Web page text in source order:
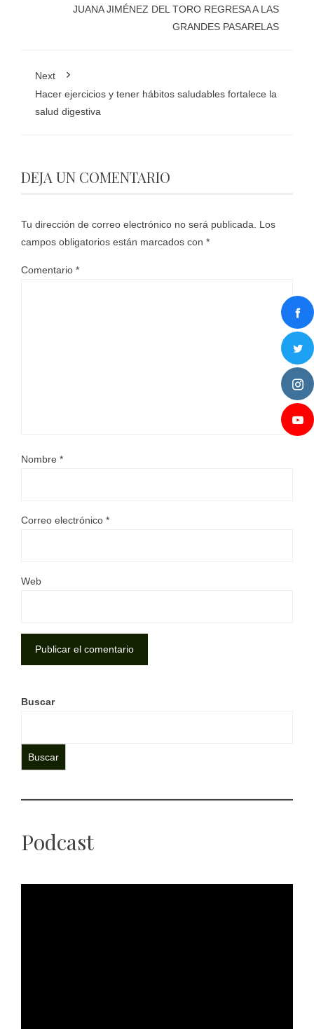
JUANA JIMÉNEZ DEL TORO REGRESA A LAS
GRANDES PASARELAS
Next
Hacer ejercicios y tener hábitos saludables fortalece la
salud digestiva
DEJA UN COMENTARIO
Tu dirección de correo electrónico no será publicada. Los
campos obligatorios están marcados con *
Comentario *
Nombre *
Correo electrónico *
Web
Buscar
Buscar
Podcast